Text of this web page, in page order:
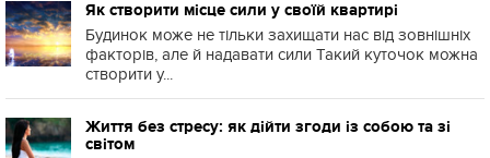
Як створити місце сили у своїй квартирі
Будинок може не тільки захищати нас від зовнішніх
факторів, але й надавати сили Такий куточок можна
створити у...
Життя без стресу: як дійти згоди із собою та зі
світом